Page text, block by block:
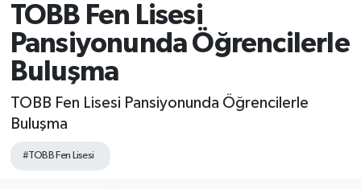
TOBB Fen Lisesi
Pansiyonunda Öğrencilerle
Buluşma
TOBB Fen Lisesi Pansiyonunda Öğrencilerle
Buluşma
#TOBB Fen Lisesi
Tüm Manşetler
Son Dakika Haberleri